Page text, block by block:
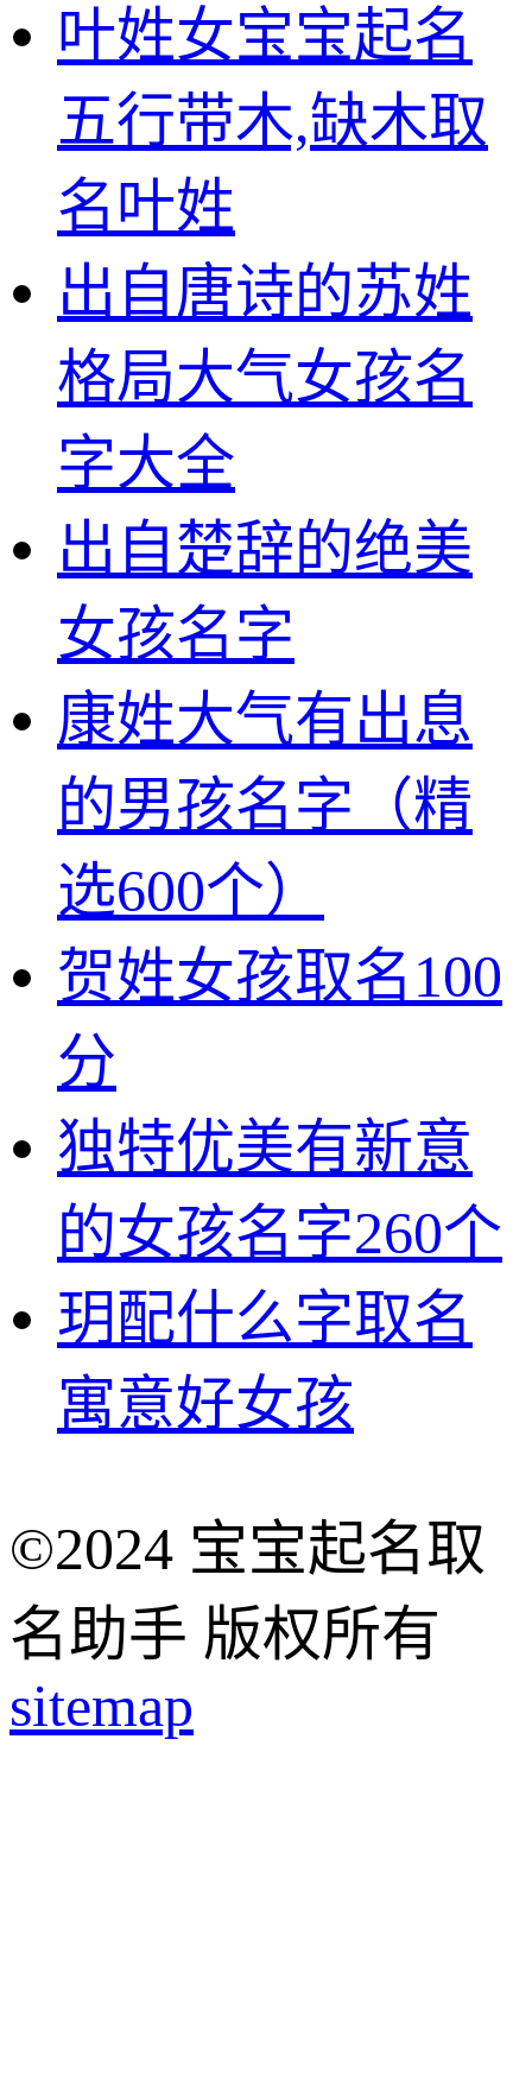
叶姓女宝宝起名
五行带木,缺木取
名叶姓
出自唐诗的苏姓
格局大气女孩名
字大全
出自楚辞的绝美
女孩名字
康姓大气有出息
的男孩名字（精
选600个）
贺姓女孩取名100
分
独特优美有新意
的女孩名字260个
玥配什么字取名
寓意好女孩
©2024 宝宝起名取
名助手 版权所有
sitemap